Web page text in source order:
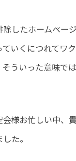
したホームペー
いくにつれてワ
ういった意味で
様お忙しい中、
た。